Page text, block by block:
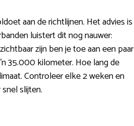
aan de richtlijnen. Het advies is
luistert dit nog nauwer:
zijn ben je toe aan een paar
35.000 kilometer. Hoe lang de
Controleer elke 2 weken en
slijten.